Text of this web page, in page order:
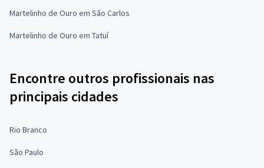
Martelinho de Ouro em São Carlos
Martelinho de Ouro em Tatuí
Encontre outros profissionais nas
principais cidades
Rio Branco
São Paulo